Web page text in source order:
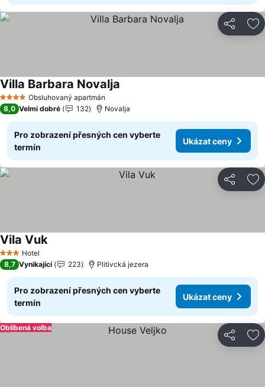
Sdílet
4 Počet hvězdiček
Obsluhovaný apartmán
Villa Barbara Novalja
8,0 Velmi dobré 132 Novalja
Pro zobrazení přesných cen vyberte
termín
Ukázat ceny
Sdílet
3 Počet hvězdiček
Hotel
Vila Vuk
8,7 Vynikající 223 Plitivcká jezera
Pro zobrazení přesných cen vyberte
termín
Ukázat ceny
Sdílet
Oblíbená volba